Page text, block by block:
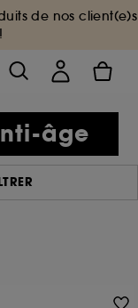
de nos client(e)s
âge